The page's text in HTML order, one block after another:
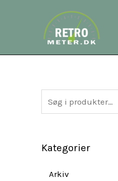
a
Kategorier
Arkiv